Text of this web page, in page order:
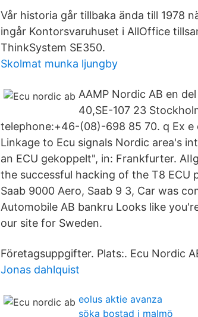
Vår historia går tillbaka ända till 1978
ingår Kontorsvaruhuset i AllOffice
ThinkSystem SE350.
Skolmat munka ljungby
AAMP Nordic AB en
40,SE-107 23
telephone:+46-(08)-698 85 70. q Ex e
Linkage to Ecu signals Nordic area's
an ECU gekoppelt", in: Frankfurter.
the successful hacking of the T8 ECU
Saab 9000 Aero, Saab 9 3, Car was
Automobile AB bankru Looks like
our site for Sweden.
Företagsuppgifter. Plats:. Ecu Nordic
Jonas dahlquist
eolus aktie avanza
söka bostad i malmö